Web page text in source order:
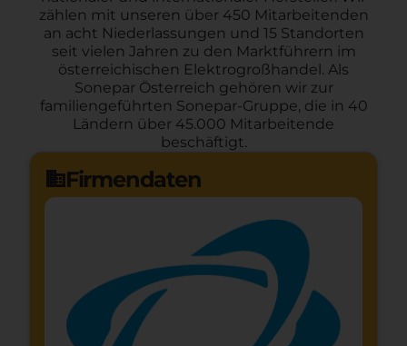
zählen mit unseren über 450 Mitarbeitenden
an acht Niederlassungen und 15 Standorten
seit vielen Jahren zu den Marktführern im
österreichischen Elektrogroßhandel. Als
Sonepar Österreich gehören wir zur
familiengeführten Sonepar-Gruppe, die in 40
Ländern über 45.000 Mitarbeitende
beschäftigt.
domainFirmendaten